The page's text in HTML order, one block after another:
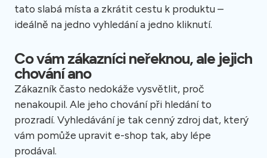
tato slabá místa a zkrátit cestu k produktu –
ideálně na jedno vyhledání a jedno kliknutí.
Co vám zákazníci neřeknou, ale jejich
chování ano
Zákazník často nedokáže vysvětlit, proč
nenakoupil. Ale jeho chování při hledání to
prozradí. Vyhledávání je tak cenný zdroj dat, který
vám pomůže upravit e-shop tak, aby lépe
prodával.